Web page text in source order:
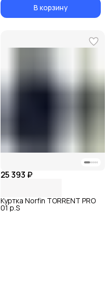
В корзину
25 393 ₽
Куртка Norfin TORRENT PRO
01 р.S